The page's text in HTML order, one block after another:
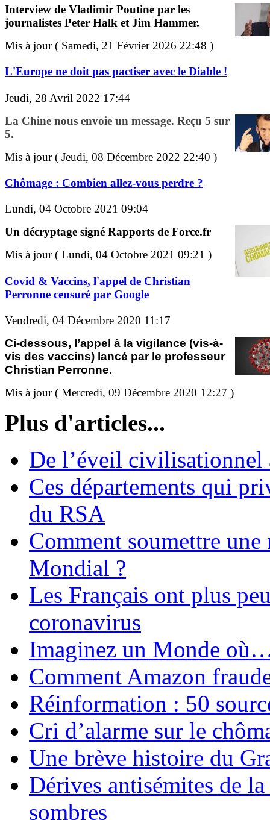
Interview de Vladimir Poutine par les
journalistes Peter Halk et Jim Hammer.
Mis à jour ( Samedi, 21 Février 2026 22:48 )
L'Europe ne doit pas pactiser avec le Diable !
Jeudi, 28 Avril 2022 17:44
La Chine nous envoie un message. Reçu 5 sur
5.
Mis à jour ( Jeudi, 08 Décembre 2022 22:40 )
Chômage : Combien allez-vous perdre ?
Lundi, 04 Octobre 2021 09:04
Un décryptage signé Rapports de Force.fr
Mis à jour ( Lundi, 04 Octobre 2021 09:21 )
Covid & Vaccins, l'appel de Christian
Perronne censuré par Google
Vendredi, 04 Décembre 2020 11:17
Ci-dessous, l’appel à la vigilance (vis-à-
vis des vaccins) lancé par le professeur
Christian Perronne.
Mis à jour ( Mercredi, 09 Décembre 2020 12:27 )
Plus d'articles...
De l’éveil
Ces départements qui
du RSA
Comment soumettre
Mondial ?
Les Français ont plus
coronavirus
Imaginez un Monde
Comment Amazon
Réinformation : 50
Cri d’alarme sur le
Une brève histoire du
Dérives antisémites de
sombres